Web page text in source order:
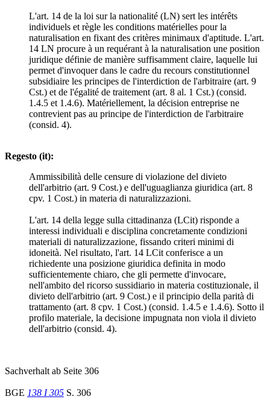
L'art. 14 de la loi sur la nationalité (LN) sert les intérêts
individuels et règle les conditions matérielles pour la
naturalisation en fixant des critères minimaux d'aptitude. L'art.
14 LN procure à un requérant à la naturalisation une position
juridique définie de manière suffisamment claire, laquelle lui
permet d'invoquer dans le cadre du recours constitutionnel
subsidiaire les principes de l'interdiction de l'arbitraire (art. 9
Cst.) et de l'égalité de traitement (art. 8 al. 1 Cst.) (consid.
1.4.5 et 1.4.6). Matériellement, la décision entreprise ne
contrevient pas au principe de l'interdiction de l'arbitraire
(consid. 4).
Regesto (it):
Ammissibilità delle censure di violazione del divieto
dell'arbitrio (art. 9 Cost.) e dell'uguaglianza giuridica (art. 8
cpv. 1 Cost.) in materia di naturalizzazioni.
L'art. 14 della legge sulla cittadinanza (LCit) risponde a
interessi individuali e disciplina concretamente condizioni
materiali di naturalizzazione, fissando criteri minimi di
idoneità. Nel risultato, l'art. 14 LCit conferisce a un
richiedente una posizione giuridica definita in modo
sufficientemente chiaro, che gli permette d'invocare,
nell'ambito del ricorso sussidiario in materia costituzionale, il
divieto dell'arbitrio (art. 9 Cost.) e il principio della parità di
trattamento (art. 8 cpv. 1 Cost.) (consid. 1.4.5 e 1.4.6). Sotto il
profilo materiale, la decisione impugnata non viola il divieto
dell'arbitrio (consid. 4).
Sachverhalt ab Seite 306
BGE 138 I 305 S. 306